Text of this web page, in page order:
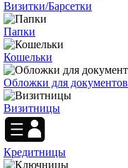
Визитки/Барсетки
Папки
Кошельки
Обложки для документов
Визитницы
Кредитницы